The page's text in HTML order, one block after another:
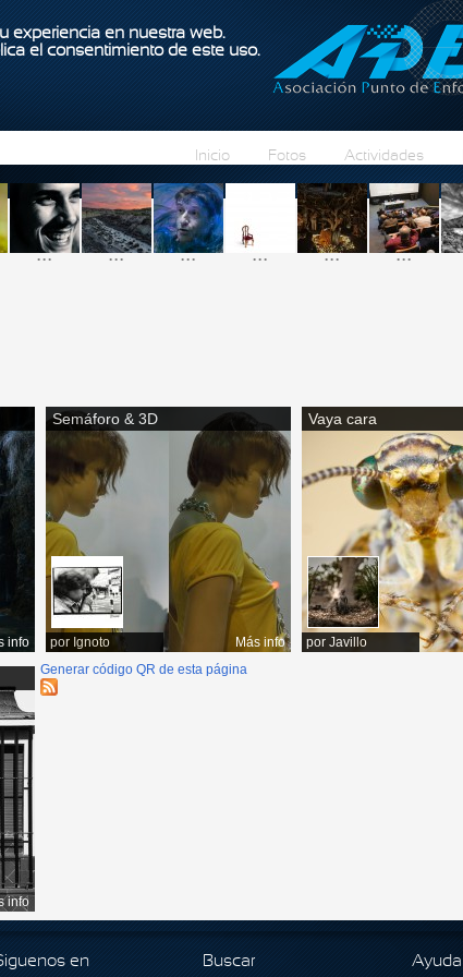
experiencia en nuestra web.
el consentimiento de este uso.
Pasar al contenido principal
Inicio Fotos Actividades
... ... ... ... ... ...
info
Semáforo & 3D
por Ignoto Más info
Vaya cara
por Javillo
info
Generar código QR de esta página
en Buscar Ayuda